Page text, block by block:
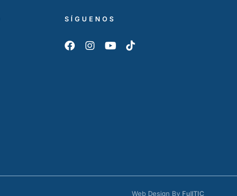
SÍGUENOS
Web Design By FullTIC